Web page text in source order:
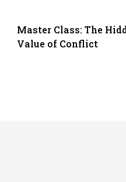
Master Class: The
Value of Conflict